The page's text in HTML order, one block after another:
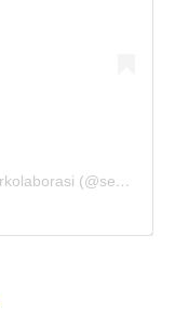
Sebuah kiriman dibagikan oleh Mari Berkolaborasi (@seminarhunters)